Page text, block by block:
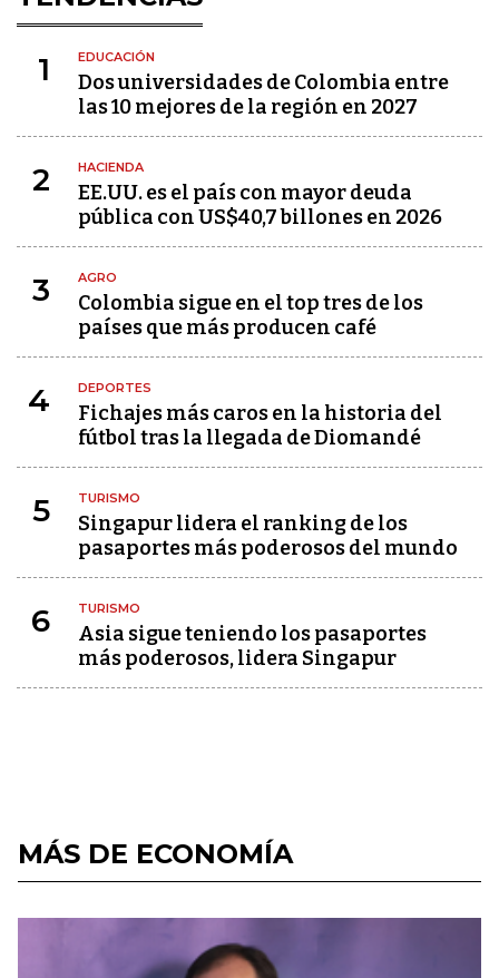
1 EDUCACIÓN
Dos universidades de Colombia entre
las 10 mejores de la región en 2027
2 HACIENDA
EE.UU. es el país con mayor deuda
pública con US$40,7 billones en 2026
3 AGRO
Colombia sigue en el top tres de los
países que más producen café
4 DEPORTES
Fichajes más caros en la historia del
fútbol tras la llegada de Diomandé
5 TURISMO
Singapur lidera el ranking de los
pasaportes más poderosos del mundo
6 TURISMO
Asia sigue teniendo los pasaportes
más poderosos, lidera Singapur
MÁS DE ECONOMÍA